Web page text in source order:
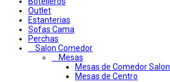
Outlet
Estanterias
Sofas Cama
Perchas
Salon Comedor
Mesas
Mesas de Comedor Salon
Mesas de Centro